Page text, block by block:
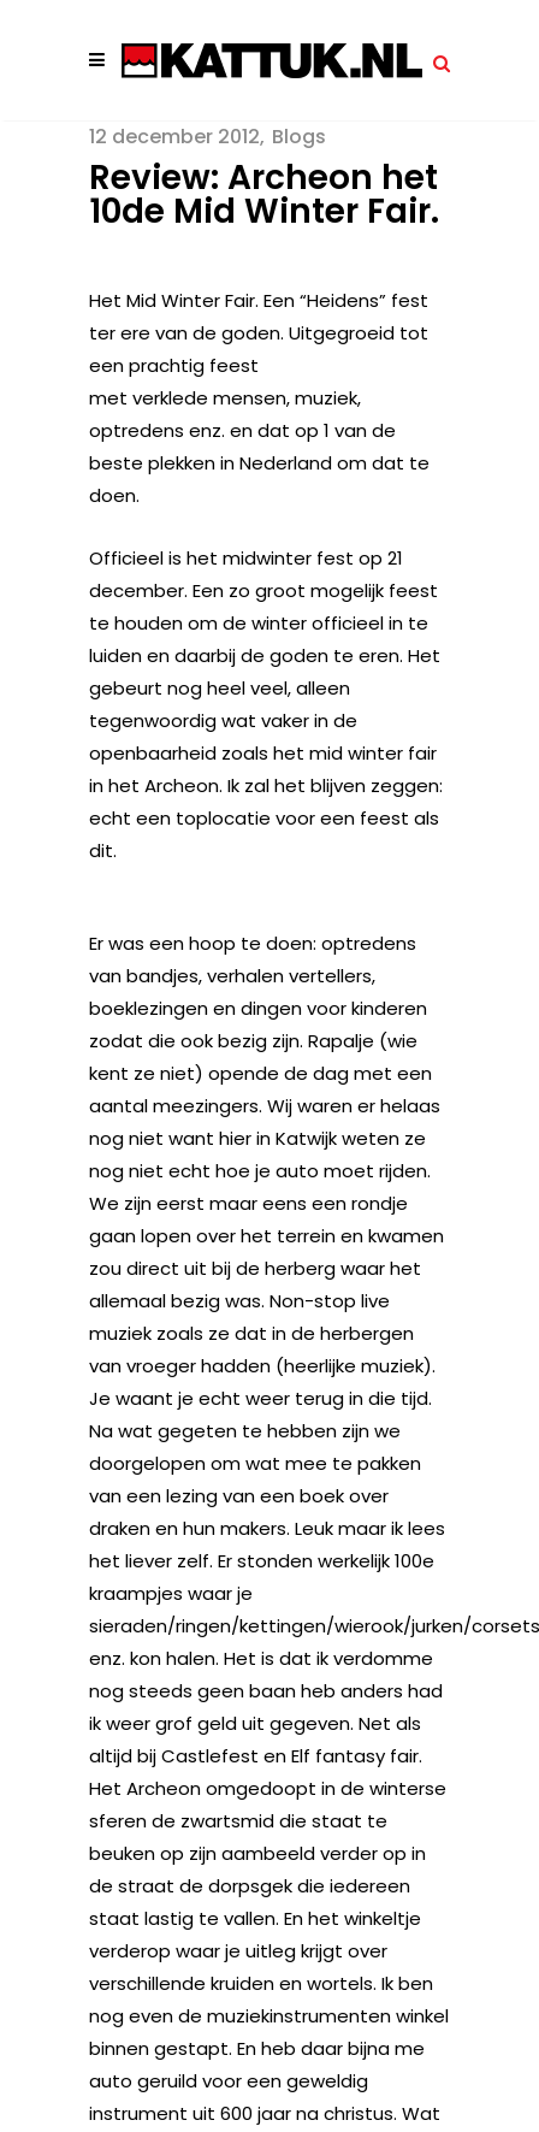
12 december 2012 Blogs
Review: Archeon het
10de Mid Winter Fair.
Het Mid Winter Fair. Een “Heidens” fest
ter ere van de goden. Uitgegroeid tot
een prachtig feest
met verklede mensen, muziek,
optredens enz. en dat op 1 van de
beste plekken in Nederland om dat te
doen.
Officieel is het midwinter fest op 21
december. Een zo groot mogelijk feest
te houden om de winter officieel in te
luiden en daarbij de goden te eren. Het
gebeurt nog heel veel, alleen
tegenwoordig wat vaker in de
openbaarheid zoals het mid winter fair
in het Archeon. Ik zal het blijven zeggen:
echt een toplocatie voor een feest als
dit.
Er was een hoop te doen: optredens
van bandjes, verhalen vertellers,
boeklezingen en dingen voor kinderen
zodat die ook bezig zijn. Rapalje (wie
kent ze niet) opende de dag met een
aantal meezingers. Wij waren er helaas
nog niet want hier in Katwijk weten ze
nog niet echt hoe je auto moet rijden.
We zijn eerst maar eens een rondje
gaan lopen over het terrein en kwamen
zou direct uit bij de herberg waar het
allemaal bezig was. Non-stop live
muziek zoals ze dat in de herbergen
van vroeger hadden (heerlijke muziek).
Je waant je echt weer terug in die tijd.
Na wat gegeten te hebben zijn we
doorgelopen om wat mee te pakken
van een lezing van een boek over
draken en hun makers. Leuk maar ik lees
het liever zelf. Er stonden werkelijk 100e
kraampjes waar je
sieraden/ringen/kettingen/wierook/jurken/
enz. kon halen. Het is dat ik verdomme
nog steeds geen baan heb anders had
ik weer grof geld uit gegeven. Net als
altijd bij Castlefest en Elf fantasy fair.
Het Archeon omgedoopt in de winterse
sferen de zwartsmid die staat te
beuken op zijn aambeeld verder op in
de straat de dorpsgek die iedereen
staat lastig te vallen. En het winkeltje
verderop waar je uitleg krijgt over
verschillende kruiden en wortels. Ik ben
nog even de muziekinstrumenten winkel
binnen gestapt. En heb daar bijna me
auto geruild voor een geweldig
instrument uit 600 jaar na christus. Wat